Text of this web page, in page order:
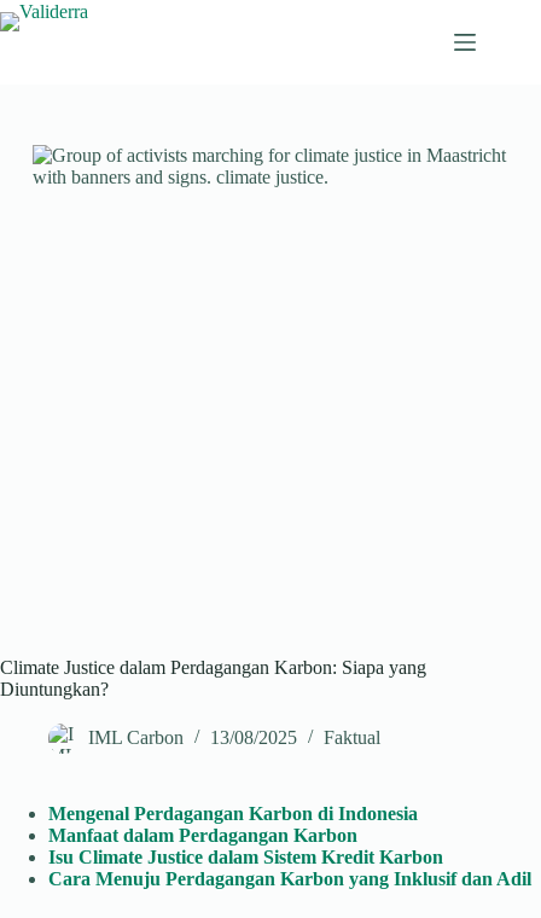
Climate Justice dalam Perdagangan Karbon: Siapa yang
Diuntungkan?
IML Carbon 13/08/2025 Faktual
Mengenal Perdagangan Karbon di Indonesia
Manfaat dalam Perdagangan Karbon
Isu Climate Justice dalam Sistem Kredit Karbon
Cara Menuju Perdagangan Karbon yang Inklusif dan Adil